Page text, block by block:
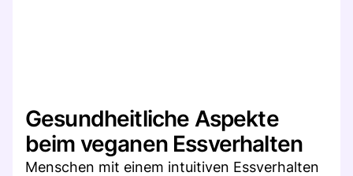
Gesundheitliche Aspekte
beim veganen Essverhalten
Menschen mit einem intuitiven Essverhalten